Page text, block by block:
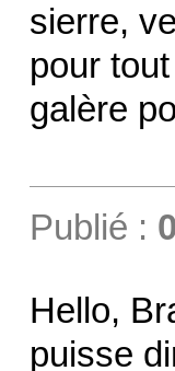
sierre,
pour
galère
Publié :
Hello,
puisse